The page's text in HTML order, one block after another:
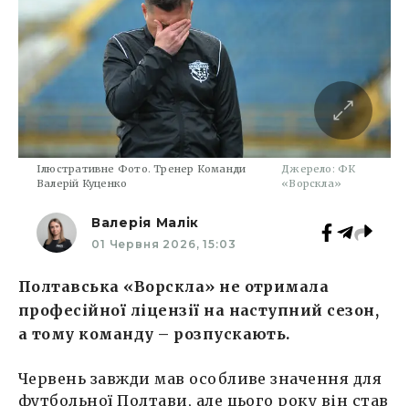
Ілюстративне Фото. Тренер Команди
Валерій Куценко
Джерело: ФК
«Ворскла»
Валерія Малік
01 Червня 2026, 15:03
Полтавська «Ворскла» не отримала
професійної ліцензії на наступний сезон,
а тому команду – розпускають.
Червень завжди мав особливе значення для
футбольної Полтави, але цього року він став